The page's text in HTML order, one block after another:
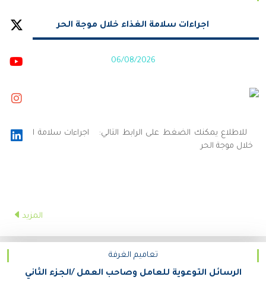
اجراءات سلامة الغذاء خلال موجة الحر
06/08/2026
للاطلاع يمكنك الضغط على الرابط التالي: اجراءات سلامة الغذاء
خلال موجة الحر
المزيد
تعاميم الغرفة
الرسائل التوعوية للعامل وصاحب العمل /الجزء الثاني